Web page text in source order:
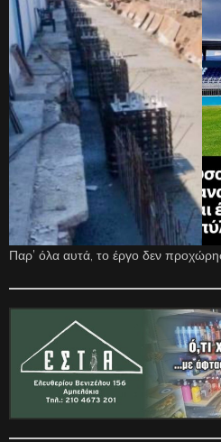
Παρ’ όλα αυτά, το έργο δεν